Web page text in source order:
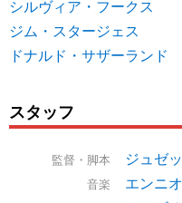
シルヴィア・フークス
ジム・スタージェス
ドナルド・サザーランド
スタッフ
監督・脚本 ジュゼ
音楽 エンニ